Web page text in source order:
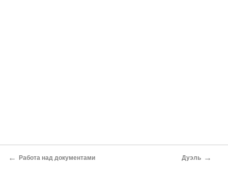
← Работа над документами Дуэль →